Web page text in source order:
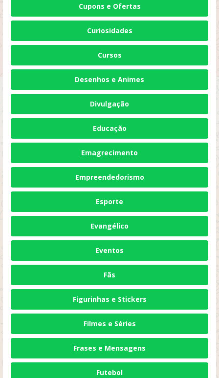
Cupons e Ofertas
Curiosidades
Cursos
Desenhos e Animes
Divulgação
Educação
Emagrecimento
Empreendedorismo
Esporte
Evangélico
Eventos
Fãs
Figurinhas e Stickers
Filmes e Séries
Frases e Mensagens
Futebol